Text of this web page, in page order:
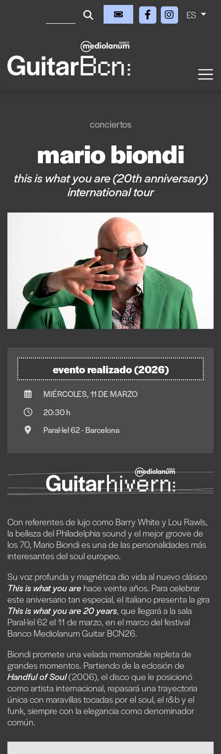
ES
conciertos
mario biondi
this is what you are (20th anniversary)
international tour
evento realizado (2026)
MIÉRCOLES, 11 DE MARZO
20:30 h
Paral·lel 62 - Barcelona
Con referentes de lujo como Barry White y Lou Rawls,
la belleza del Philadelphia sound y el mejor groove de
los 70, Mario Biondi es una de las personalidades más
interesantes del soul europeo.
Su voz profunda y magnética dio vida al nuevo clásico
This is what you are hace veinte años. Para celebrar
este aniversario tan especial, el italiano presenta la gira
This is what you are 20 years, que llegará a la sala
Paral·lel 62 el 11 de marzo, en el marco del festival
Banco Mediolanum Guitar BCN26.
Biondi promete una velada memorable repleta de
grandes momentos. Partiendo de la eclosión de
Handful of Soul(2006), el disco que le posicionó
como artista internacional, repasará una trayectoria
única con maravillas tocadas por el soul, el r&b y el
funk, siempre con la elegancia como denominador
común.